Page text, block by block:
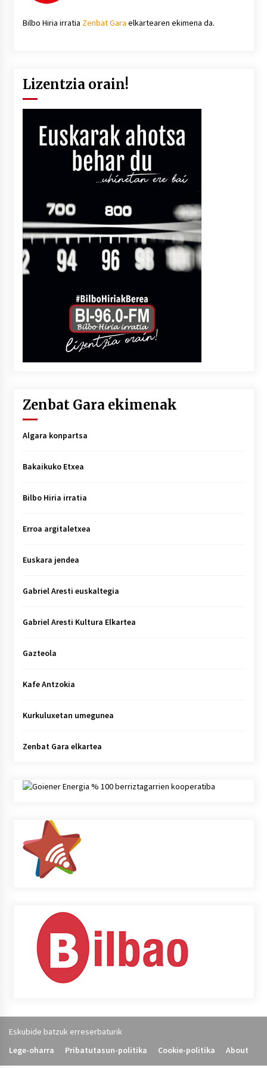
Bilbo Hiria irratia Zenbat Gara elkartearen ekimena da.
Lizentzia orain!
Zenbat Gara ekimenak
Algara konpartsa
Bakaikuko Etxea
Bilbo Hiria irratia
Erroa argitaletxea
Euskara jendea
Gabriel Aresti euskaltegia
Gabriel Aresti Kultura Elkartea
Gazteola
Kafe Antzokia
Kurkuluxetan umegunea
Zenbat Gara elkartea
Eskubide batzuk erreserbaturik
Lege-oharra
Pribatutasun-politika Cookie-politika About